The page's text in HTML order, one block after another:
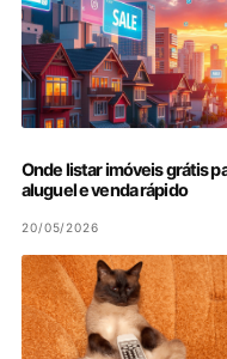
Onde listar imóveis grátis
aluguel e venda rápido
20/05/2026